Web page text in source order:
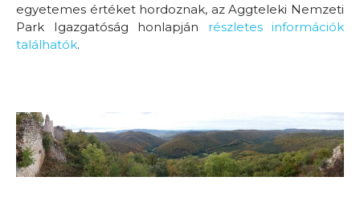
egyetemes értéket hordoznak, az Aggteleki Nemzeti
Park Igazgatóság honlapján részletes információk
találhatók.